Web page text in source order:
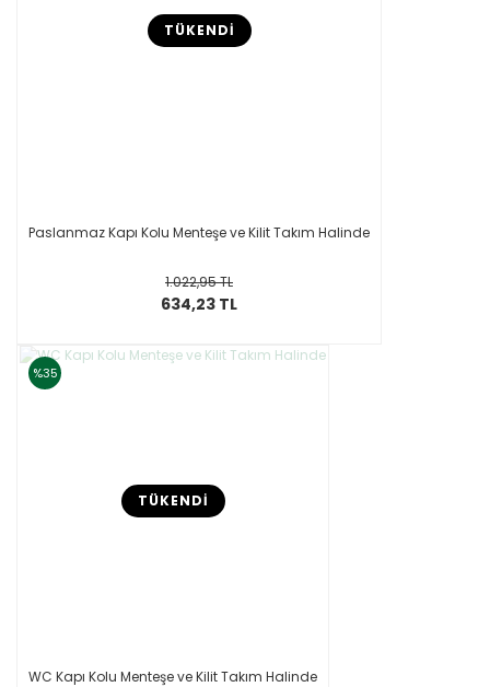
TÜKENDİ
Paslanmaz Kapı Kolu Menteşe ve Kilit Takım Halinde
1.022,95 TL
634,23 TL
%35
TÜKENDİ
WC Kapı Kolu Menteşe ve Kilit Takım Halinde